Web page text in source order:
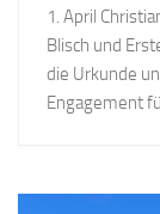
1. April
Blisch und
die Urkunde
Engagement